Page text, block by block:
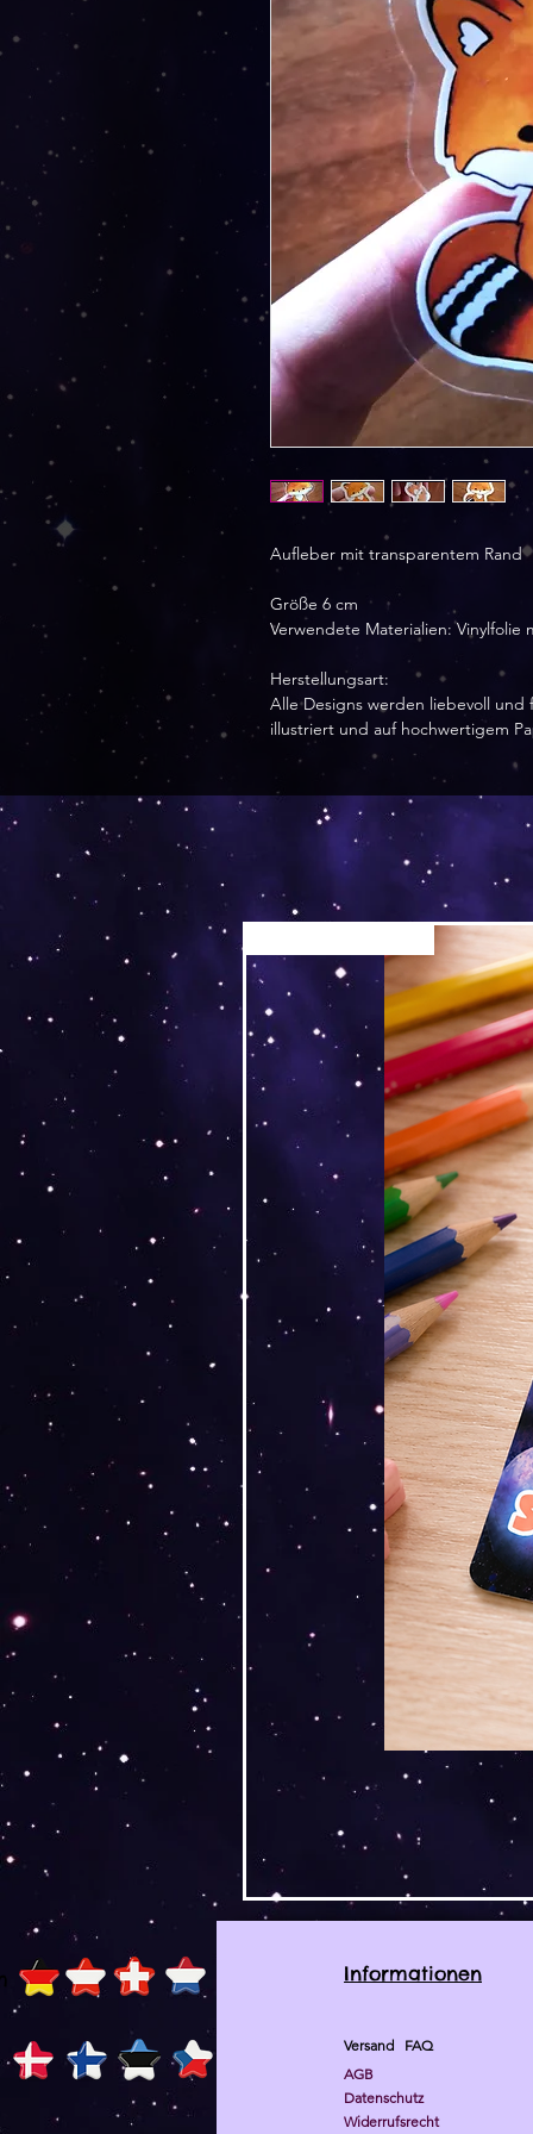
Aufleber mit transparentem Rand
Größe 6 cm
Verwendete Materialien: Vinylfolie
Herstellungsart:
Alle Designs werden liebevoll
illustriert und auf hochwertigem
Informationen
Versand FAQ
AGB
Datenschutz
Widerrufsrecht